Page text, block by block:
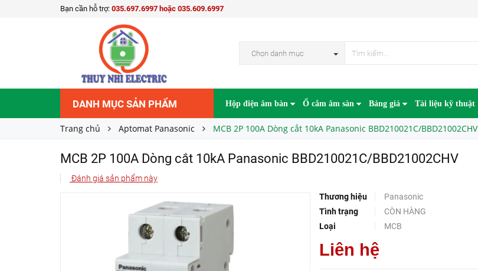
Bạn cần hỗ trợ: 035.697.6997 hoặc 035.609.6997
Chọn danh mục
DANH MỤC SẢN PHẨM Hộp điện âm bàn Ổ cắm âm sàn Bảng giá Tài liệu kỹ thuật
Trang chủ Aptomat Panasonic MCB 2P 100A Dòng cắt 10kA Panasonic BBD210021C/BBD21002CHV
MCB 2P 100A Dòng cắt 10kA Panasonic BBD210021C/BBD21002CHV
Đánh giá sản phẩm này
Thương hiệu
Panasonic
Tình trạng
CÒN HÀNG
Loại
MCB
Liên hệ
Giá bán: Liên hệ